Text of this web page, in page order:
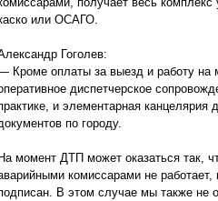
или ОСАГО.
Гоголев:
Кроме оплаты за выезд и работу на
диспетчерское
и элементарная
по городу.
момент ДТП может оказаться так,
комиссарами не
В этом случае мы также не